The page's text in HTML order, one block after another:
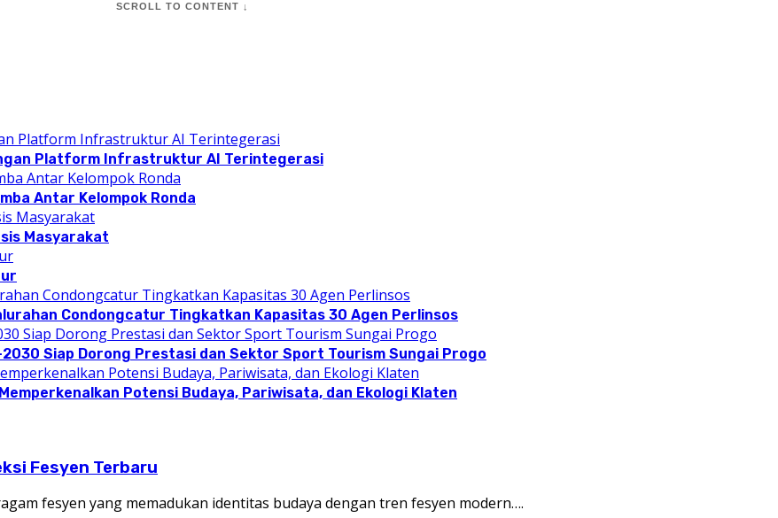
SCROLL TO CONTENT ↓
Platform Infrastruktur AI Terintegerasi
Antar Kelompok Ronda
Masyarakat
Condongcatur Tingkatkan Kapasitas 30 Agen Perlinsos
Siap Dorong Prestasi dan Sektor Sport Tourism Sungai Progo
Potensi Budaya, Pariwisata, dan Ekologi Klaten
Fesyen Terbaru
fesyen yang memadukan identitas budaya dengan tren fesyen modern….